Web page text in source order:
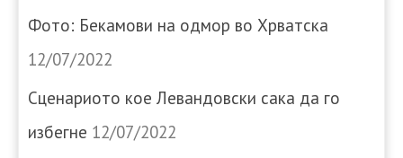
Фото: Бекамови на одмор во Хрватска
12/07/2022
Сценариото кое Левандовски сака да го
избегне 12/07/2022